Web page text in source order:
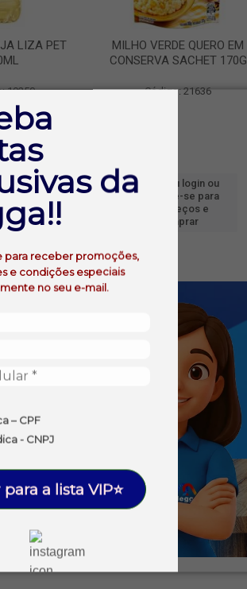
da
para receber promoções,
e condições especiais
no seu e-mail.
– CPF
- CNPJ
a lista VIP⭐
LIZA PET
19250
login ou
se para
e
MILHO VERDE QUERO EM
CONSERVA SACHET 170G
Código: 21636
Faça seu login ou
cadastre-se para
ver preços e
comprar